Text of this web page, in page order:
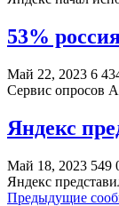
53%
Май 22, 2023 6
Сервис опросов
Яндекс
Май 18, 2023 549
Яндекс
Предыдущие